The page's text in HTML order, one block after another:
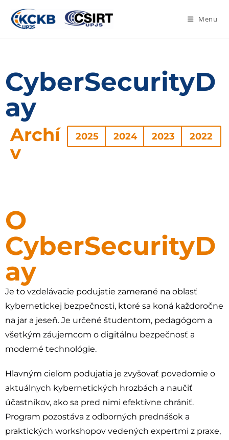
Menu
CyberSecurityD
ay
Archí
v
2025 2024 2023 2022
O
CyberSecurityD
ay
Je to vzdelávacie podujatie zamerané na oblasť
kybernetickej bezpečnosti, ktoré sa koná každoročne
na jar a jeseň. Je určené študentom, pedagógom a
všetkým záujemcom o digitálnu bezpečnosť a
moderné technológie.
Hlavným cieľom podujatia je zvyšovať povedomie o
aktuálnych kybernetických hrozbách a naučiť
účastníkov, ako sa pred nimi efektívne chrániť.
Program pozostáva z odborných prednášok a
praktických workshopov vedených expertmi z praxe,